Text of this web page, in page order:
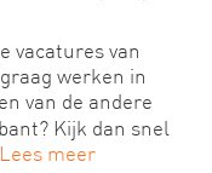
vacatures van
werken in
van de andere
Kijk dan snel
Lees meer